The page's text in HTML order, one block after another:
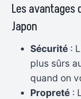
Les avantages
Japon
Sécurité :
plus sûrs
quand on
Propreté :